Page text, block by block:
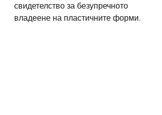
свидетелство за безупречното
владеене на пластичните форми.